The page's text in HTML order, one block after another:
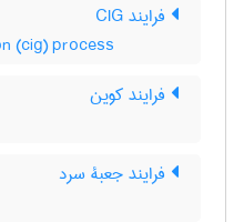
فرایند CIG
(cig) process
فرایند کوین
فرایند جعبۀ سرد